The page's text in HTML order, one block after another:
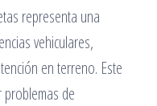
representa una
vehiculares,
en terreno. Este
de